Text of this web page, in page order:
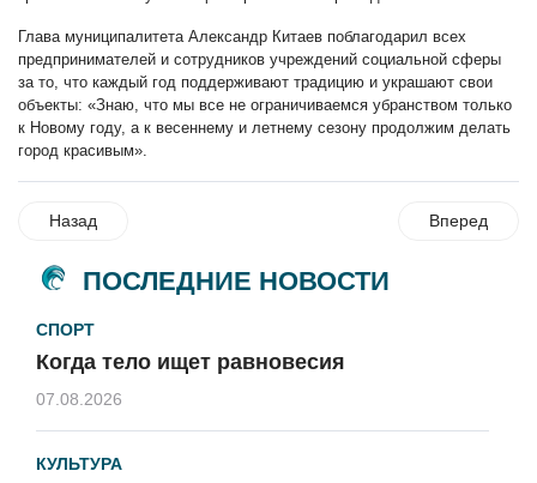
Глава муниципалитета Александр Китаев поблагодарил всех
предпринимателей и сотрудников учреждений социальной сферы
за то, что каждый год поддерживают традицию и украшают свои
объекты: «Знаю, что мы все не ограничиваемся убранством только
к Новому году, а к весеннему и летнему сезону продолжим делать
город красивым».
Назад Вперед
ПОСЛЕДНИЕ НОВОСТИ
СПОРТ
Когда тело ищет равновесия
07.08.2026
КУЛЬТУРА